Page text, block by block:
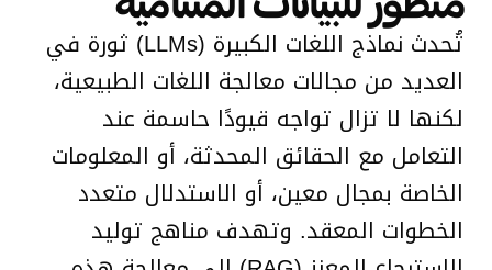
تُحدث نماذج اللغات الكبيرة (LLMs) ثورة في
العديد من مجالات معالجة اللغات الطبيعية،
لكنها لا تزال تواجه قيودًا حاسمة عند
التعامل مع الحقائق المحدثة، أو المعلومات
الخاصة بمجال معين، أو الاستدلال متعدد
الخطوات المعقد. وتهدف مناهج توليد